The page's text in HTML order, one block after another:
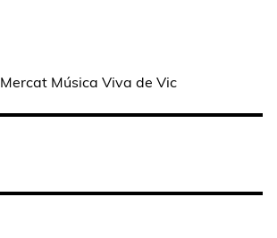
Mercat Música Viva de Vic